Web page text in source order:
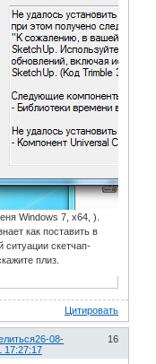
Windows 7, x64, ).
как поставить в
ситуации скетчап-
плиз.
Цитировать
16
26-08-
17:27:17